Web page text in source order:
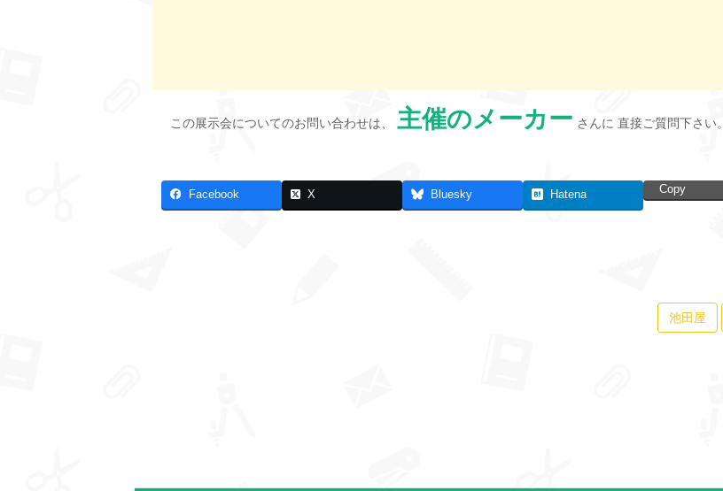
この展示会についてのお問い合わせは、 主催のメーカー さんに 直接ご質問下さい。
Facebook X Bluesky Hatena Copy
池田屋